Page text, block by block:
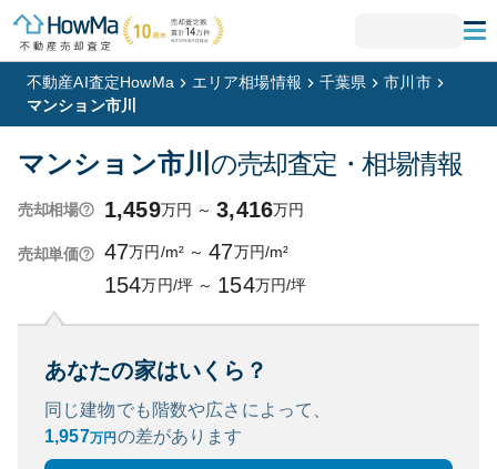
不動産AI査定HowMa エリア相場情報 千葉県
市川市
マンション市川
マンション市川 の売却査定・相場情報
売却相場 1,459万円 ～ 3,416万円
売却単価 47万円/m² ～ 47万円/m²
154万円/坪 ～ 154万円/坪
あなたの家はいくら？
同じ建物でも階数や広さによって、
1,957万円 の差があります